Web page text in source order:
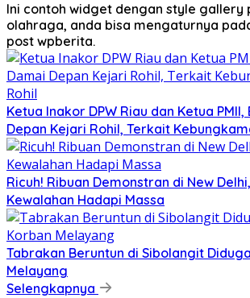
Ini contoh widget dengan style gallery
olahraga, anda bisa mengaturnya
post wpberita.
Ketua Inakor DPW Riau dan Ketua
Depan Kejari Rohil, Terkait
Ricuh! Ribuan Demonstran di New
Kewalahan Hadapi Massa
Tabrakan Beruntun di Sibolangit
Melayang
Selengkapnya